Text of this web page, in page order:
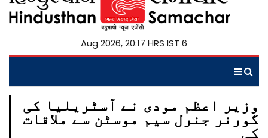
6 Aug 2026, 20:17 HRS IST
وزیر اعظم مودی نے آسٹریلیا کی
گورنر جنرل سیم موسٹن سے ملاقات
کی